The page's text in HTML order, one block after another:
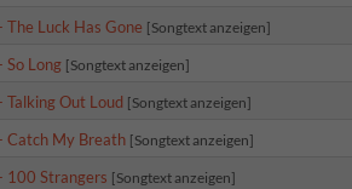
The Luck Has Gone [Songtext anzeigen]
So Long [Songtext anzeigen]
Talking Out Loud [Songtext anzeigen]
Catch My Breath [Songtext anzeigen]
100 Strangers [Songtext anzeigen]